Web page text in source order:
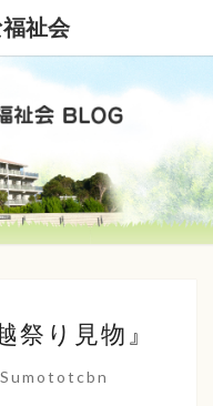
祉会
り見物』
Sumototcbn